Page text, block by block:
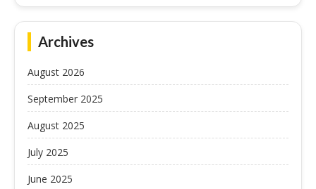
Archives
August 2026
September 2025
August 2025
July 2025
June 2025